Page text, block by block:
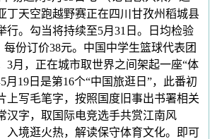
丁天空跑越野赛正在四川甘孜州稻城县
行。勾当将持续至5月31日。日均检验
每份订价38元。中国中学生篮球代表团
3月，正在城市取世界之间架起一座“体
月19日是第16个“中国旅逛日”，此番初
上写毛笔字，按照国度旧事出书署相关
汉字，取国际电竞选手共赏江南风
境逛火热，解读保守体育文化。即可